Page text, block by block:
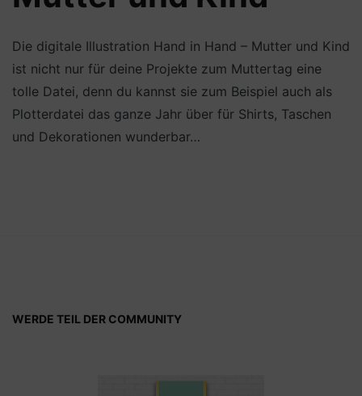
Die digitale Illustration Hand in Hand – Mutter und Kind
ist nicht nur für deine Projekte zum Muttertag eine
tolle Datei, denn du kannst sie zum Beispiel auch als
Plotterdatei das ganze Jahr über für Shirts, Taschen
und Dekorationen wunderbar…
WERDE TEIL DER COMMUNITY